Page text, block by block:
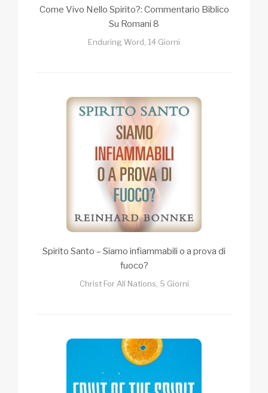
Come Vivo Nello Spirito?: Commentario Biblico
Su Romani 8
Enduring Word, 14 Giorni
Spirito Santo – Siamo infiammabili o a prova di
fuoco?
Christ For All Nations, 5 Giorni